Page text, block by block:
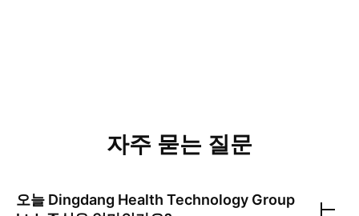
자주 묻는 질문
오늘 Dingdang Health Technology Group